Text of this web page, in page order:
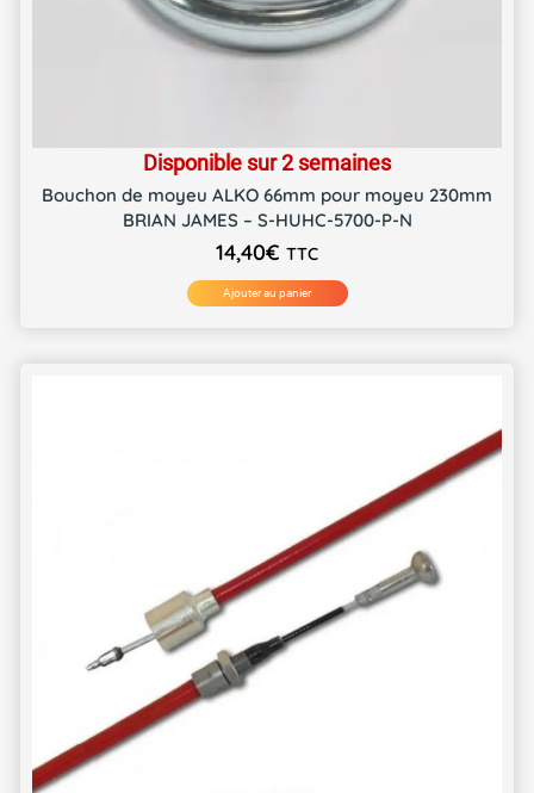
Disponible sur 2 semaines
Bouchon de moyeu ALKO 66mm pour moyeu 230mm
BRIAN JAMES – S-HUHC-5700-P-N
14,40€ TTC
Ajouter au panier